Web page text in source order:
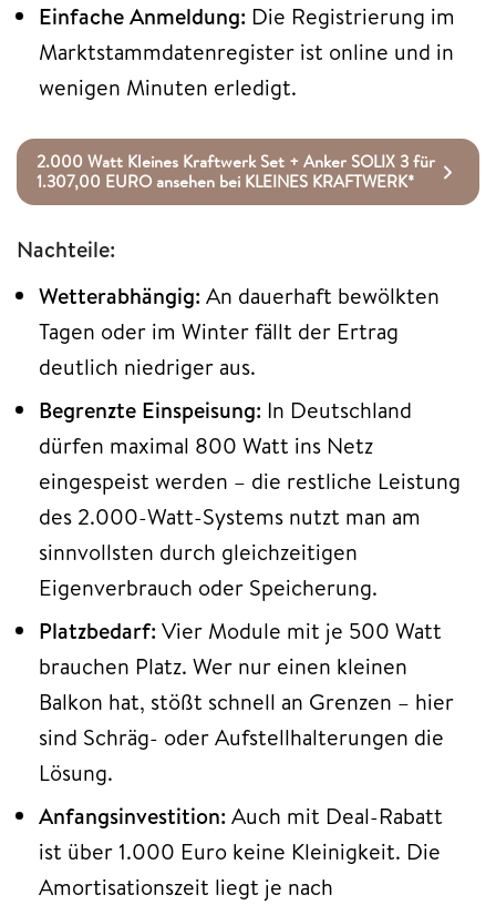
Einfache Anmeldung: Die Registrierung im
Marktstammdatenregister ist online und in
wenigen Minuten erledigt.
2.000 Watt Kleines Kraftwerk Set + Anker SOLIX 3 für
1.307,00 EURO ansehen bei KLEINES KRAFTWERK*
Nachteile:
Wetterabhängig: An dauerhaft bewölkten
Tagen oder im Winter fällt der Ertrag
deutlich niedriger aus.
Begrenzte Einspeisung: In Deutschland
dürfen maximal 800 Watt ins Netz
eingespeist werden – die restliche Leistung
des 2.000-Watt-Systems nutzt man am
sinnvollsten durch gleichzeitigen
Eigenverbrauch oder Speicherung.
Platzbedarf: Vier Module mit je 500 Watt
brauchen Platz. Wer nur einen kleinen
Balkon hat, stößt schnell an Grenzen – hier
sind Schräg- oder Aufstellhalterungen die
Lösung.
Anfangsinvestition: Auch mit Deal-Rabatt
ist über 1.000 Euro keine Kleinigkeit. Die
Amortisationszeit liegt je nach